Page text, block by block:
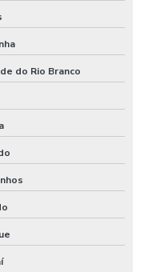
do Rio Branco